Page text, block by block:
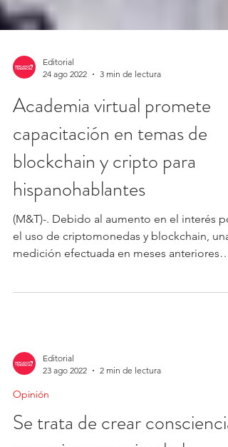
Editorial
24 ago 2022
3 min de lectura
Academia virtual promete
capacitación en temas de
blockchain y cripto para
hispanohablantes
(M&T)-. Debido al aumento en el interés
medición efectuada en meses anteriores
Editorial
Opinión